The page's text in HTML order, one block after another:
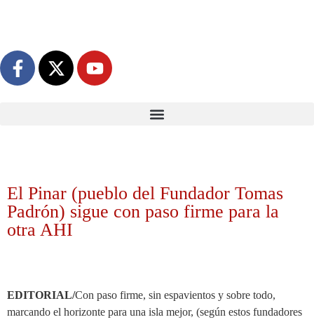
El Pinar (pueblo del Fundador Tomas
Padrón) sigue con paso firme para la
otra AHI
EDITORIAL/Con paso firme, sin espavientos y sobre todo,
marcando el horizonte para una isla mejor, (según estos fundadores